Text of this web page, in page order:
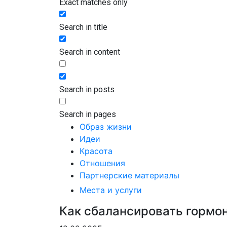
Exact matches only
Search in title
Search in content
Search in posts
Search in pages
Образ жизни
Идеи
Красота
Отношения
Партнерские материалы
Места и услуги
Как сбалансировать